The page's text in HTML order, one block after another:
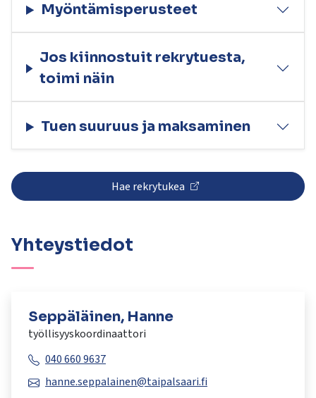
Myöntämisperusteet
Jos kiinnostuit rekrytuesta,
toimi näin
Tuen suuruus ja maksaminen
Hae rekrytukea
Yhteystiedot
Seppäläinen, Hanne
työllisyyskoordinaattori
040 660 9637
hanne.seppalainen@taipalsaari.fi